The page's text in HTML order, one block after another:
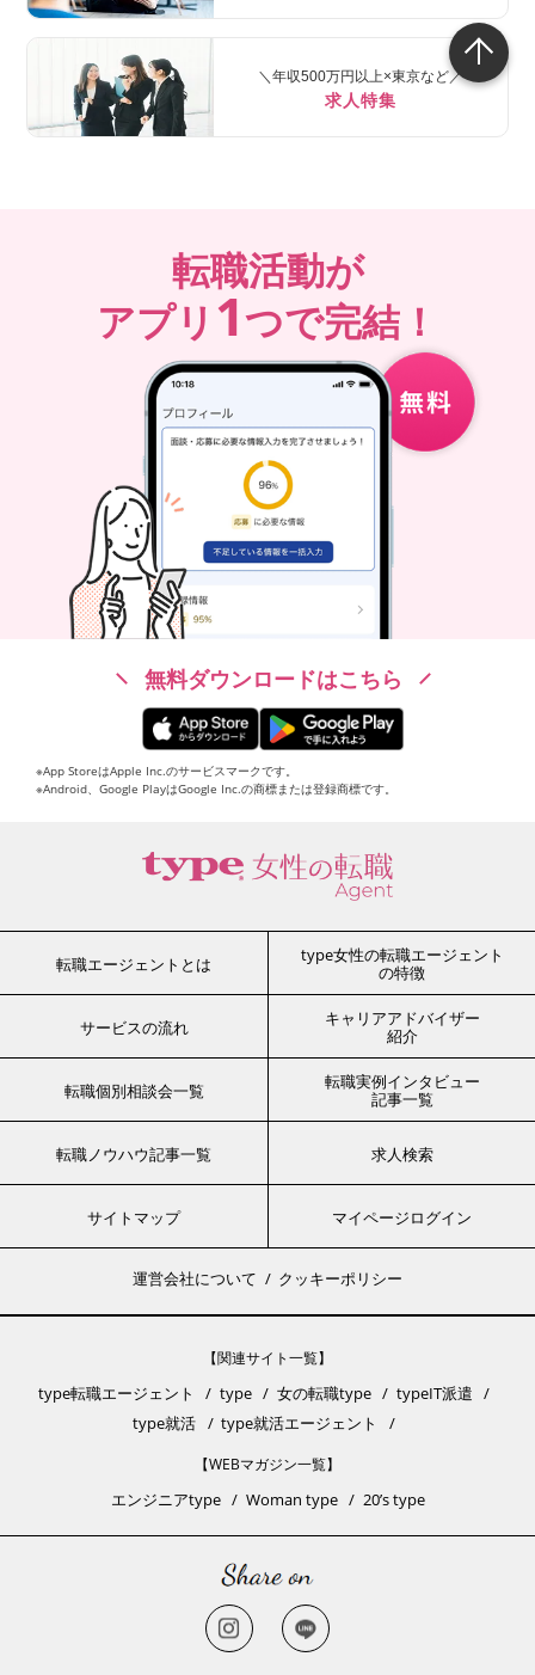
＼年収500万円以上×東京など／
求人特集
転職活動が
アプリ 1つで完結！
無料ダウンロードはこちら
※App StoreはApple Inc.のサービスマークです。
※Android、Google PlayはGoogle Inc.の商標または登録商標です。
転職エージェントとは
type女性の転職エージェント
の特徴
サービスの流れ
キャリアアドバイザー
紹介
転職個別相談会一覧
転職実例インタビュー
記事一覧
転職ノウハウ記事一覧 求人検索
サイトマップ マイページログイン
運営会社について クッキーポリシー
【関連サイト一覧】
type転職エージェント type 女の転職type
typeIT派遣
type就活
type就活エージェント
【WEBマガジン一覧】
エンジニアtype Woman type 20’s type